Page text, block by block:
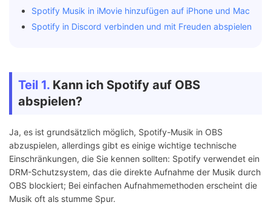
Spotify Musik in iMovie hinzufügen auf iPhone und Mac
Spotify in Discord verbinden und mit Freuden abspielen
Teil 1. Kann ich Spotify auf OBS
abspielen?
Ja, es ist grundsätzlich möglich, Spotify-Musik in OBS
abzuspielen, allerdings gibt es einige wichtige technische
Einschränkungen, die Sie kennen sollten: Spotify verwendet ein
DRM-Schutzsystem, das die direkte Aufnahme der Musik durch
OBS blockiert; Bei einfachen Aufnahmemethoden erscheint die
Musik oft als stumme Spur.